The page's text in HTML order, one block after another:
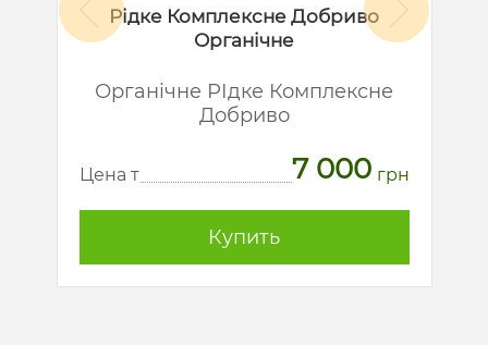
Рідке Комплексне Добриво
Органічне
Органічне РІдке Комплексне
Добриво
Цена т 7 000 грн
Купить